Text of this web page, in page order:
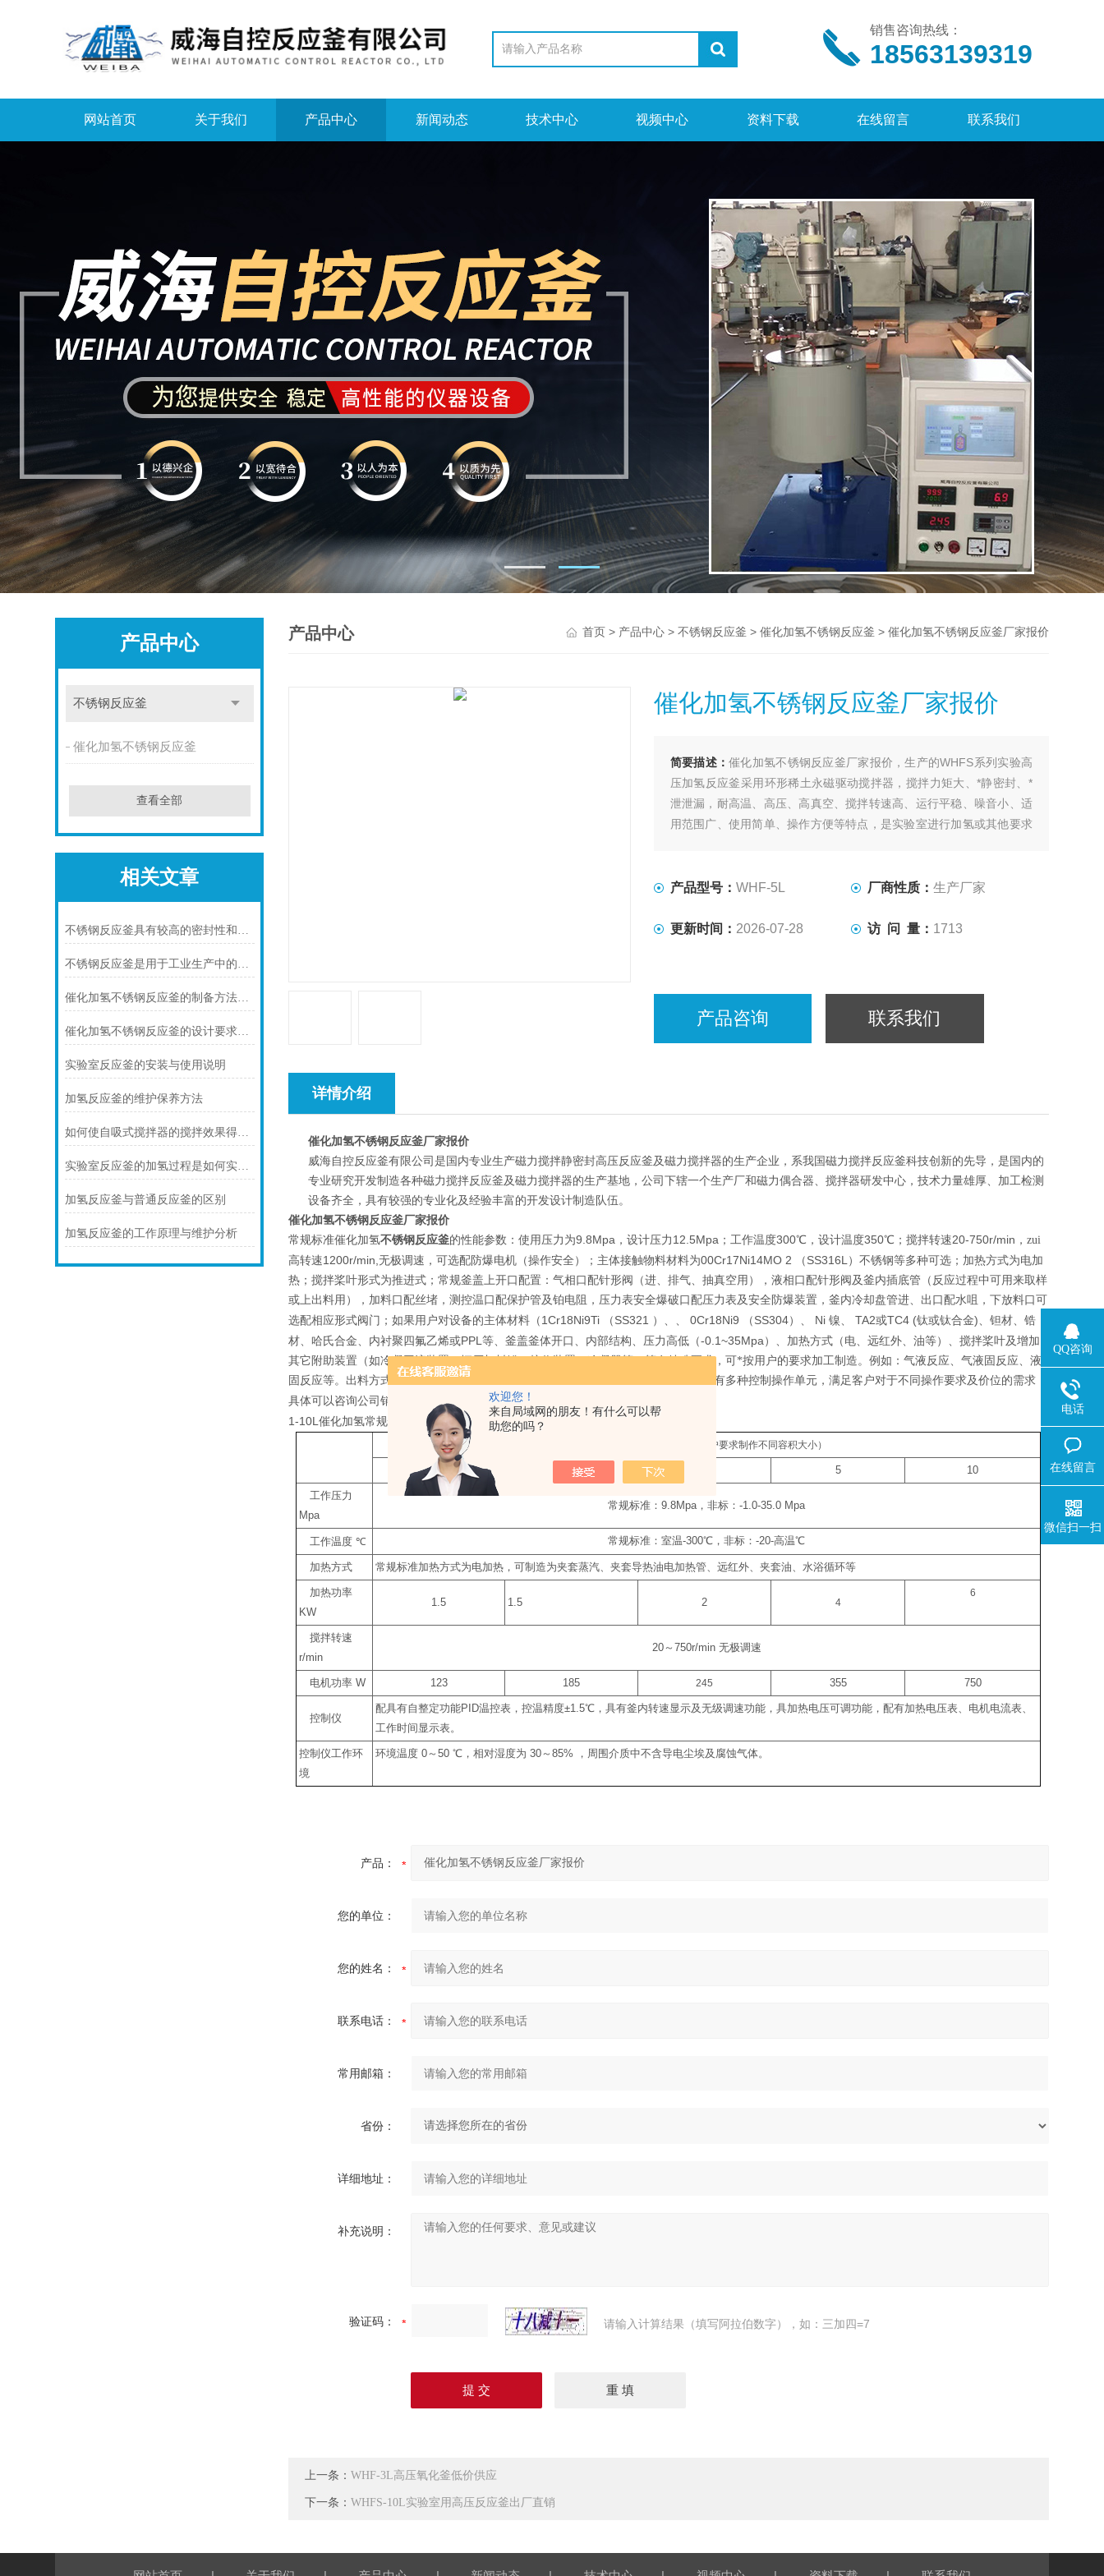
欢迎您！
来自局域网的朋友！有什么可以帮
助您的吗？
销售咨询热线：
18563139319
网站首页 关于我们 产品中心 新闻动态 技术中心 视频中心 资料下载 在线留言 联系我们
产品中心
不锈钢反应釜
催化加氢不锈钢反应釜
查看全部
相关文章
不锈钢反应釜具有较高的密封性和可靠性
不锈钢反应釜是用于工业生产中的设备
催化加氢不锈钢反应釜的制备方法及应用
催化加氢不锈钢反应釜的设计要求及结构分析
实验室反应釜的安装与使用说明
加氢反应釜的维护保养方法
如何使自吸式搅拌器的搅拌效果得到提升？
实验室反应釜的加氢过程是如何实现的？
加氢反应釜与普通反应釜的区别
加氢反应釜的工作原理与维护分析
产品中心 首页> 产品中心> 不锈钢反应釜 > 催化加氢不锈钢反应釜 > 催化加氢不锈钢反应釜厂家报价
催化加氢不锈钢反应釜厂家报价
简要描述：催化加氢不锈钢反应釜厂家报价，生产的WHFS系列实验高
压加氢反应釜采用环形稀土永磁驱动搅拌器，搅拌力矩大、*静密封、*
泄泄漏，耐高温、高压、高真空、搅拌转速高、运行平稳、噪音小、适
用范围广、使用简单、操作方便等特点，是实验室进行加氢或其他要求
产品型号： WHF-5L 厂商性质：生产厂家
更新时间： 2026-07-28 访 问 量： 1713
产品咨询 联系我们
详情介绍
催化加氢不锈钢反应釜厂家报价
威海自控反应釜有限公司是国内专业生产磁力搅拌静密封高压反应釜及磁力搅拌器的生产企业，系我国磁力搅拌反应釜科技创新的先导，是国内的
专业研究开发制造各种磁力搅拌反应釜及磁力搅拌器的生产基地，公司下辖一个生产厂和磁力偶合器、搅拌器研发中心，技术力量雄厚、加工检测
设备齐全，具有较强的专业化及经验丰富的开发设计制造队伍。
催化加氢不锈钢反应釜厂家报价
常规标准催化加氢不锈钢反应釜的性能参数：使用压力为9.8Mpa ，设计压力 12.5Mpa ；工作温度300℃，设计温度350℃；搅拌转速20-750r/min ，zui
高转速1200r/min,无极调速，可选配防爆电机（操作安全）；主体接触物料材料为00Cr17Ni14MO 2 （ SS316L ）不锈钢等多种可选；加热方式为电加
热；搅拌桨叶形式为推进式；常规釜盖上开口配置：气相口配针形阀（进、排气、抽真空用），液相口配针形阀及釜内插底管（反应过程中可用来取样
或上出料用），加料口配丝堵，测控温口配保护管及铂电阻，压力表安全爆破口配压力表及安全防爆装置，釜内冷却盘管进、出口配水咀，下放料口可
选配相应形式阀门；如果用户对设备的主体材料（ 1Cr18Ni9Ti （ SS321 ）、、 0Cr18Ni9 （ SS304）、 Ni镍、 TA2或TC4 (钛或钛合金)、钽材、锆
材、哈氏合金、内衬聚四氟乙烯或PPL等、釜盖釜体开口、内部结构、压力高低（-0.1~35Mpa ）、加热方式（电、远红外、油等）、搅拌桨叶及增加
其它附助装置（如冷凝回流装置、恒压加料罐、接收装置、冷凝器等）等有特殊要求，可*按用户的要求加工制造。例如：气液反应、气液固反应、液
固反应等。出料方式有上出料和下出料两种，供用户订货时选用。同时公司反应釜配有多种控制操作单元，满足客户对于不同操作要求及价位的需求，
具体可以咨询公司销售部工程师（
5757988）。
1-10L催化加氢常规性能配置表
（也可按客户要求制作不同容积大小）
1 2 5 10
工作压力
Mpa
常规标准：9.8Mpa，非标：-1.0-35.0 Mpa
工作温度 ℃ 常规标准：室温-300℃ ，非标：-20-高温℃
加热方式 常规标准加热方式为电加热，可制造为夹套蒸汽、夹套导热油电加热管、远红外、夹套油、水浴循环等
加热功率
KW
1.5 1.5 2 4
6
搅拌转速
r/min
20～ 750r/min 无极调速
电机功率 W 123 185 245 355 750
控制仪
配具有自整定功能PID温控表，控温精度±1.5℃ ，具有釜内转速显示及无级调速功能，具加热电压可调功能，配有加热电压表、电机电流表、
工作时间显示表。
控制仪工作环
境
环境温度 0～50℃ ，相对湿度为 30～85% ，周围介质中不含导电尘埃及腐蚀气体。
产品：
您的单位：
您的姓名：
联系电话：
常用邮箱：
省份：
详细地址：
补充说明：
验证码： 请输入计算结果（填写阿拉伯数字），如：三加四=7
上一条：WHF-3L高压氧化釜低价供应
下一条：WHFS-10L实验室用高压反应釜出厂直销
QQ咨询
电话
在线留言
微信扫一扫